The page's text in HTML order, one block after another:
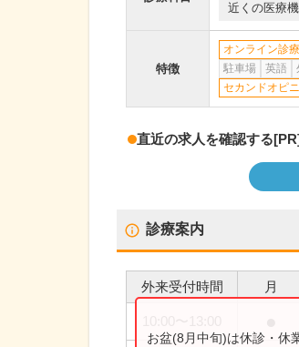
近くの医療
特徴
オンライン診療
駐車場
英語
セカンドオピ
直近の求人を確認する
診療案内
外来受付時間 月
お盆(8月中旬)は休診・休